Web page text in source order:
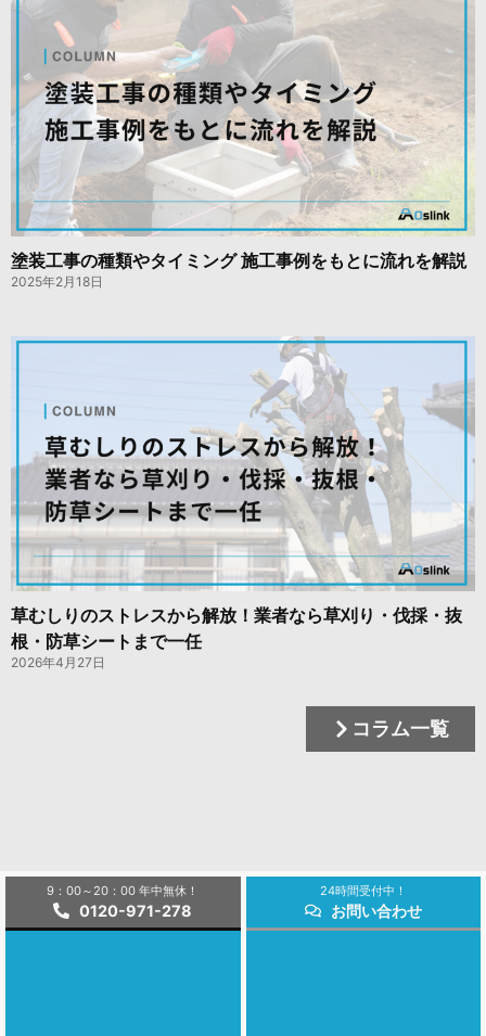
塗装工事の種類やタイミング 施工事例をもとに流れを解説
2025年2月18日
草むしりのストレスから解放！業者なら草刈り・伐採・抜
根・防草シートまで一任
2026年4月27日
コラム一覧
9：00～20：00 年中無休！
0120-971-278
24時間受付中！
お問い合わせ